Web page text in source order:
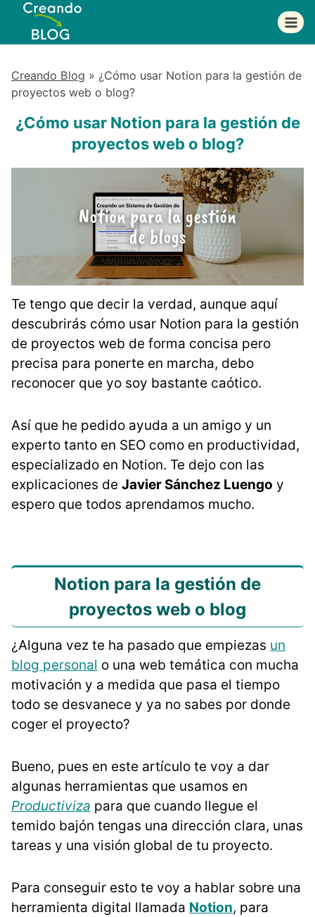
Saltar
contenido
Creando Blog » ¿Cómo usar Notion para la gestión de
proyectos web o blog?
¿Cómo usar Notion para la gestión de
proyectos web o blog?
Te tengo que decir la verdad, aunque aquí
descubrirás cómo usar Notion para la gestión
de proyectos web de forma concisa pero
precisa para ponerte en marcha, debo
reconocer que yo soy bastante caótico.
Así que he pedido ayuda a un amigo y un
experto tanto en SEO como en productividad,
especializado en Notion. Te dejo con las
explicaciones de Javier Sánchez Luengo y
espero que todos aprendamos mucho.
Notion para la gestión de
proyectos web o blog
¿Alguna vez te ha pasado que empiezas un
blog personal o una web temática con mucha
motivación y a medida que pasa el tiempo
todo se desvanece y ya no sabes por donde
coger el proyecto?
Bueno, pues en este artículo te voy a dar
algunas herramientas que usamos en
Productiviza para que cuando llegue el
temido bajón tengas una dirección clara, unas
tareas y una visión global de tu proyecto.
Para conseguir esto te voy a hablar sobre una
herramienta digital llamada Notion, para